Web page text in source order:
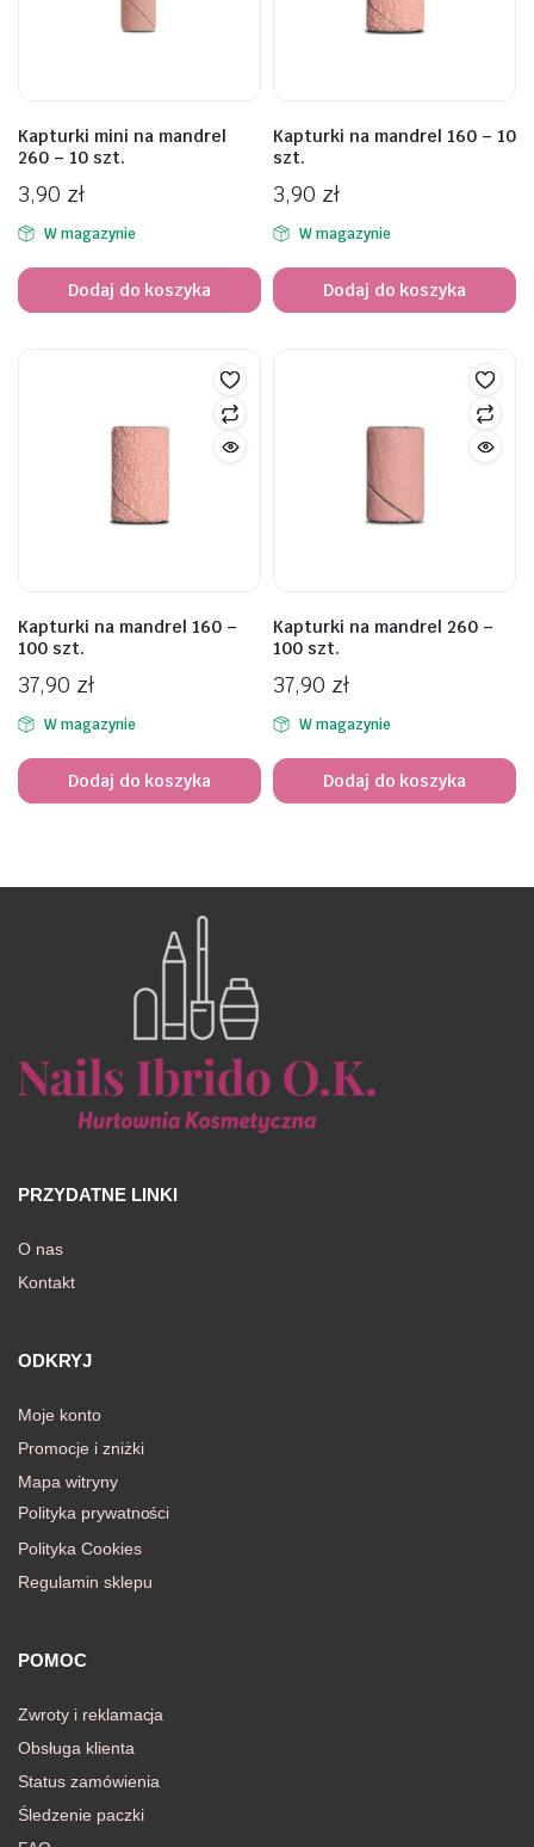
Kapturki mini na mandrel
260 – 10 szt.
3,90 zł
W magazynie
Dodaj do koszyka
Kapturki na mandrel 160 – 10
szt.
3,90 zł
W magazynie
Dodaj do koszyka
Kapturki na mandrel 160 –
100 szt.
37,90 zł
W magazynie
Dodaj do koszyka
Kapturki na mandrel 260 –
100 szt.
37,90 zł
W magazynie
Dodaj do koszyka
PRZYDATNE LINKI
O nas
Kontakt
ODKRYJ
Moje konto
Promocje i zniżki
Mapa witryny
Polityka prywatności
Polityka Cookies
Regulamin sklepu
POMOC
Zwroty i reklamacja
Obsługa klienta
Status zamówienia
Śledzenie paczki